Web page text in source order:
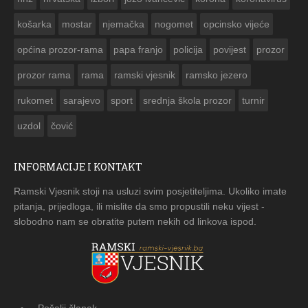
košarka mostar njemačka nogomet opcinsko vijeće
općina prozor-rama papa franjo policija povijest prozor
prozor rama rama ramski vjesnik ramsko jezero
rukomet sarajevo sport srednja škola prozor turnir
uzdol čović
INFORMACIJE I KONTAKT
Ramski Vjesnik stoji na usluzi svim posjetiteljima. Ukoliko imate
pitanja, prijedloga, ili mislite da smo propustili neku vijest -
slobodno nam se obratite putem nekih od linkova ispod.